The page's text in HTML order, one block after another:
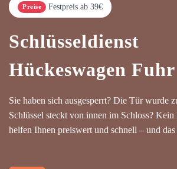
Preise Festpreis ab 39€
Schlüsseldienst
Hückeswagen Fuhr
Sie haben sich ausgesperrt? Die Tür wurde
Schlüssel steckt von innen im Schloss?
helfen Ihnen preiswert und schnell – und